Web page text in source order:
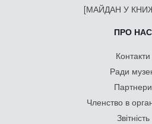
[МАЙДАН У
ПРО НАС
Контакти
Ради
Партнери
Членство в
Звітність